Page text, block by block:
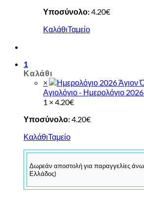
Υποσύνολο:4.20€
ΚαλάθιΤαμείο
1
Καλάθι
×
Αγιολόγιο - Ημερολόγιο
1 × 4.20€
Υποσύνολο:4.20€
ΚαλάθιΤαμείο
Δωρεάν αποστολή για παραγγελίες
Ελλάδος)